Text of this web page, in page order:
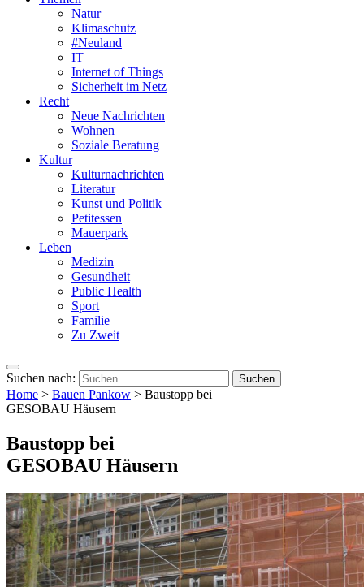
Natur
Klimaschutz
#Neuland
IT
Internet of Things
Sicherheit im Netz
Recht
Neue Nachrichten
Wohnen
Soziale Beratung
Kultur
Kulturnachrichten
Literatur
Kunst und Politik
Petitessen
Mauerpark
Leben
Medizin
Gesundheit
Public Health
Sport
Familie
Zu Zweit
Suchen nach:
Home > Bauen Pankow > Baustopp bei
GESOBAU Häusern
Baustopp bei
GESOBAU Häusern